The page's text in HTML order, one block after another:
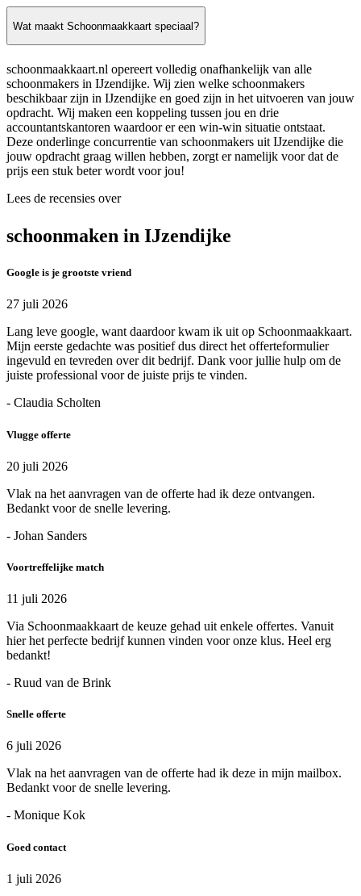
Wat maakt Schoonmaakkaart speciaal?
schoonmaakkaart.nl opereert volledig onafhankelijk van alle
schoonmakers in IJzendijke. Wij zien welke schoonmakers
beschikbaar zijn in IJzendijke en goed zijn in het uitvoeren van jouw
opdracht. Wij maken een koppeling tussen jou en drie
accountantskantoren waardoor er een win-win situatie ontstaat.
Deze onderlinge concurrentie van schoonmakers uit IJzendijke die
jouw opdracht graag willen hebben, zorgt er namelijk voor dat de
prijs een stuk beter wordt voor jou!
Lees de recensies over
schoonmaken in IJzendijke
Google is je grootste vriend
27 juli 2026
Lang leve google, want daardoor kwam ik uit op Schoonmaakkaart.
Mijn eerste gedachte was positief dus direct het offerteformulier
ingevuld en tevreden over dit bedrijf. Dank voor jullie hulp om de
juiste professional voor de juiste prijs te vinden.
- Claudia Scholten
Vlugge offerte
20 juli 2026
Vlak na het aanvragen van de offerte had ik deze ontvangen.
Bedankt voor de snelle levering.
- Johan Sanders
Voortreffelijke match
11 juli 2026
Via Schoonmaakkaart de keuze gehad uit enkele offertes. Vanuit
hier het perfecte bedrijf kunnen vinden voor onze klus. Heel erg
bedankt!
- Ruud van de Brink
Snelle offerte
6 juli 2026
Vlak na het aanvragen van de offerte had ik deze in mijn mailbox.
Bedankt voor de snelle levering.
- Monique Kok
Goed contact
1 juli 2026